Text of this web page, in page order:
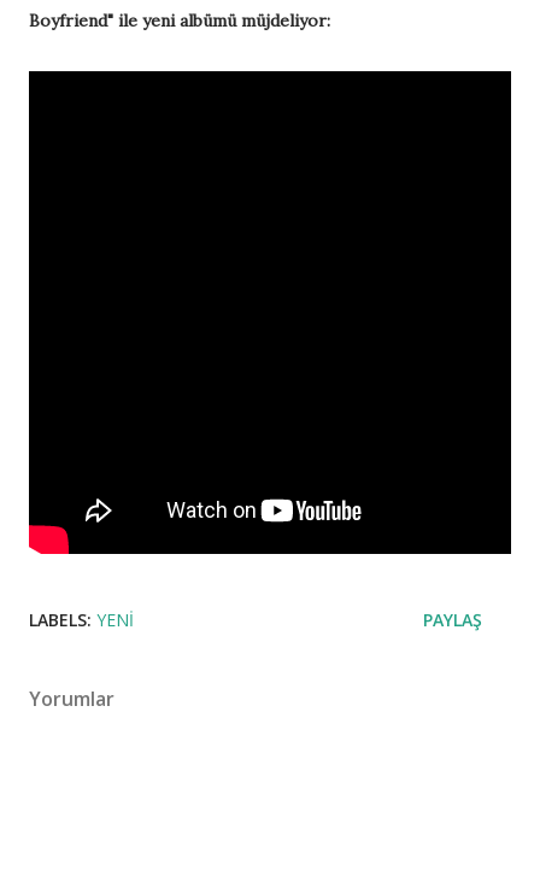
Boyfriend" ile yeni albümü müjdeliyor:
LABELS: YENI PAYLAŞ
Yorumlar